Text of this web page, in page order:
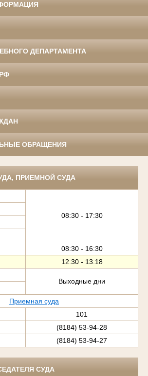
ДЕПАРТАМЕНТА
ОБРАЩЕНИЯ
ПРИЕМНОЙ СУДА
08:30 - 17:30
08:30 - 16:30
12:30 - 13:18
Выходные дни
Приемная суда
101
(8184) 53-94-28
(8184) 53-94-27
СУДА